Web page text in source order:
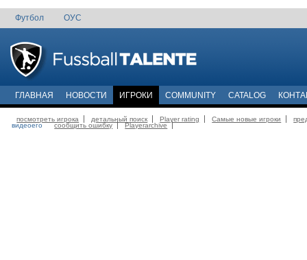
Футбол ОУС
ГЛАВНАЯ НОВОСТИ ИГРОКИ COMMUNITY CATALOG
посмотреть игрока детальный поиск Player rating Самые новые игроки
видеоего
сообщить ошибку Playerarchive